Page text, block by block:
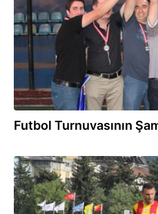
Futbol Turnuvasının
20.05.2014